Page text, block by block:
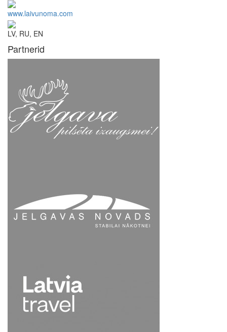
www.laivunoma.com
LV, RU, EN
Partnerid